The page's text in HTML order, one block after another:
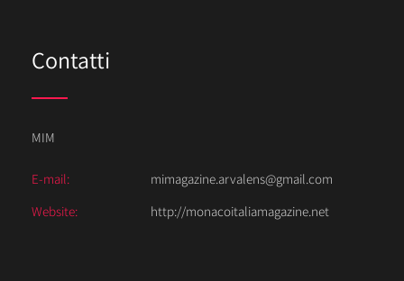
Contatti
MIM
E-mail:
mimagazine.arvalens@gmail.com
Website:
http://monacoitaliamagazine.net